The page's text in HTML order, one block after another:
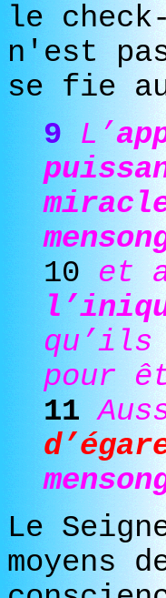
le
n'est
se fie
9
L’
10 et
qu’ils
pour
11
Le
moyens